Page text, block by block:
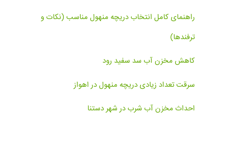
راهنمای کامل انتخاب دریچه منهول مناسب (نکات و
ترفندها)
کاهش مخزن آب سد سفید رود
سرقت تعداد زیادی دریچه منهول در اهواز
احداث مخزن آب شرب در شهر دستنا